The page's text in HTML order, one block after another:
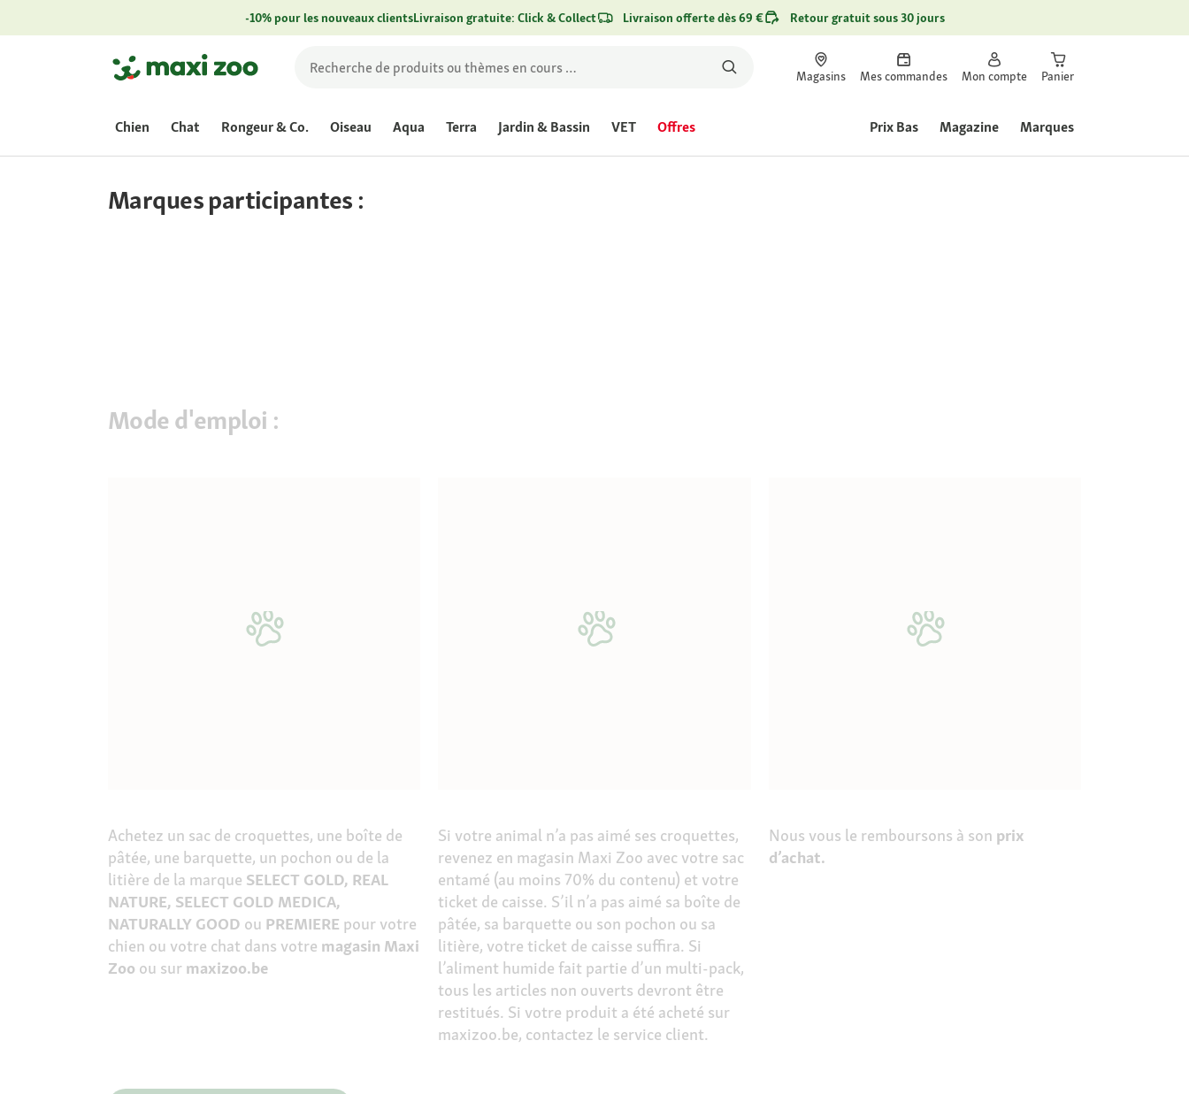
-10% pour les nouveaux clientsLivraison gratuite: Click & Collect Livraison offerte dès 69 € Retour gratuit sous 30 jours
Magasins Mes commandes Mon compte Panier
Chien Chat Rongeur & Co. Oiseau Aqua Terra Jardin & Bassin VET Offres Prix Bas Magazine Marques
Marques participantes :
Mode d'emploi :
Achetez un sac de croquettes, une boîte de
pâtée, une barquette, un pochon ou de la
litière de la marque SELECT GOLD, REAL
NATURE, SELECT GOLD MEDICA,
NATURALLY GOOD ou PREMIERE pour votre
chien ou votre chat dans votre magasin Maxi
Zoo ou sur maxizoo.be
Si votre animal n’a pas aimé ses croquettes,
revenez en magasin Maxi Zoo avec votre sac
entamé (au moins 70% du contenu) et votre
ticket de caisse. S’il n’a pas aimé sa boîte de
pâtée, sa barquette ou son pochon ou sa
litière, votre ticket de caisse suffira. Si
l’aliment humide fait partie d’un multi-pack,
tous les articles non ouverts devront être
restitués. Si votre produit a été acheté sur
maxizoo.be, contactez le service client.
Nous vous le remboursons à son prix
d’achat.